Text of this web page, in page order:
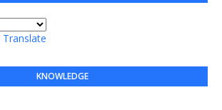
Translate
KNOWLEDGE